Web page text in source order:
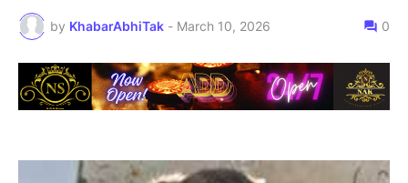
by KhabarAbhiTak - March 10, 2026 0